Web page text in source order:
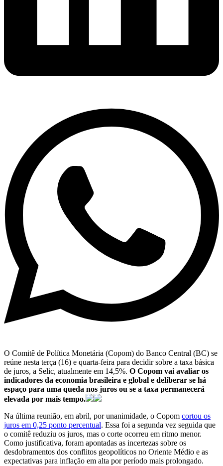
O Comitê de Política Monetária (Copom) do Banco Central (BC) se
reúne nesta terça (16) e quarta-feira para decidir sobre a taxa básica
de juros, a Selic, atualmente em 14,5%. O Copom vai avaliar os
indicadores da economia brasileira e global e deliberar se há
espaço para uma queda nos juros ou se a taxa permanecerá
elevada por mais tempo.
Na última reunião, em abril, por unanimidade, o Copom cortou os
juros em 0,25 ponto percentual. Essa foi a segunda vez seguida que
o comitê reduziu os juros, mas o corte ocorreu em ritmo menor.
Como justificativa, foram apontadas as incertezas sobre os
desdobramentos dos conflitos geopolíticos no Oriente Médio e as
expectativas para inflação em alta por período mais prolongado.